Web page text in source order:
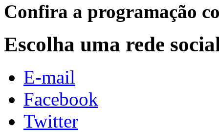
Confira a programação
Escolha uma rede
E-mail
Facebook
Twitter